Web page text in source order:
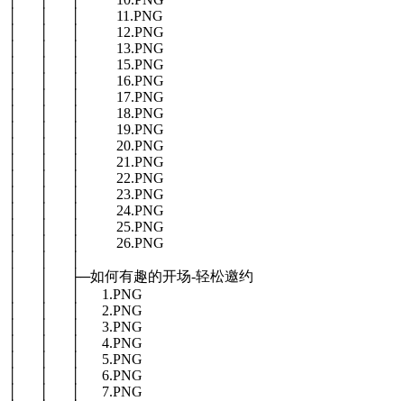
│ │ │ 11.PNG
│ │ │ 12.PNG
│ │ │ 13.PNG
│ │ │ 15.PNG
│ │ │ 16.PNG
│ │ │ 17.PNG
│ │ │ 18.PNG
│ │ │ 19.PNG
│ │ │ 20.PNG
│ │ │ 21.PNG
│ │ │ 22.PNG
│ │ │ 23.PNG
│ │ │ 24.PNG
│ │ │ 25.PNG
│ │ │ 26.PNG
│ │ ├─如何有趣的开场-轻松邀约
│ │ │ 1.PNG
│ │ │ 2.PNG
│ │ │ 3.PNG
│ │ │ 4.PNG
│ │ │ 5.PNG
│ │ │ 6.PNG
│ │ │ 7.PNG